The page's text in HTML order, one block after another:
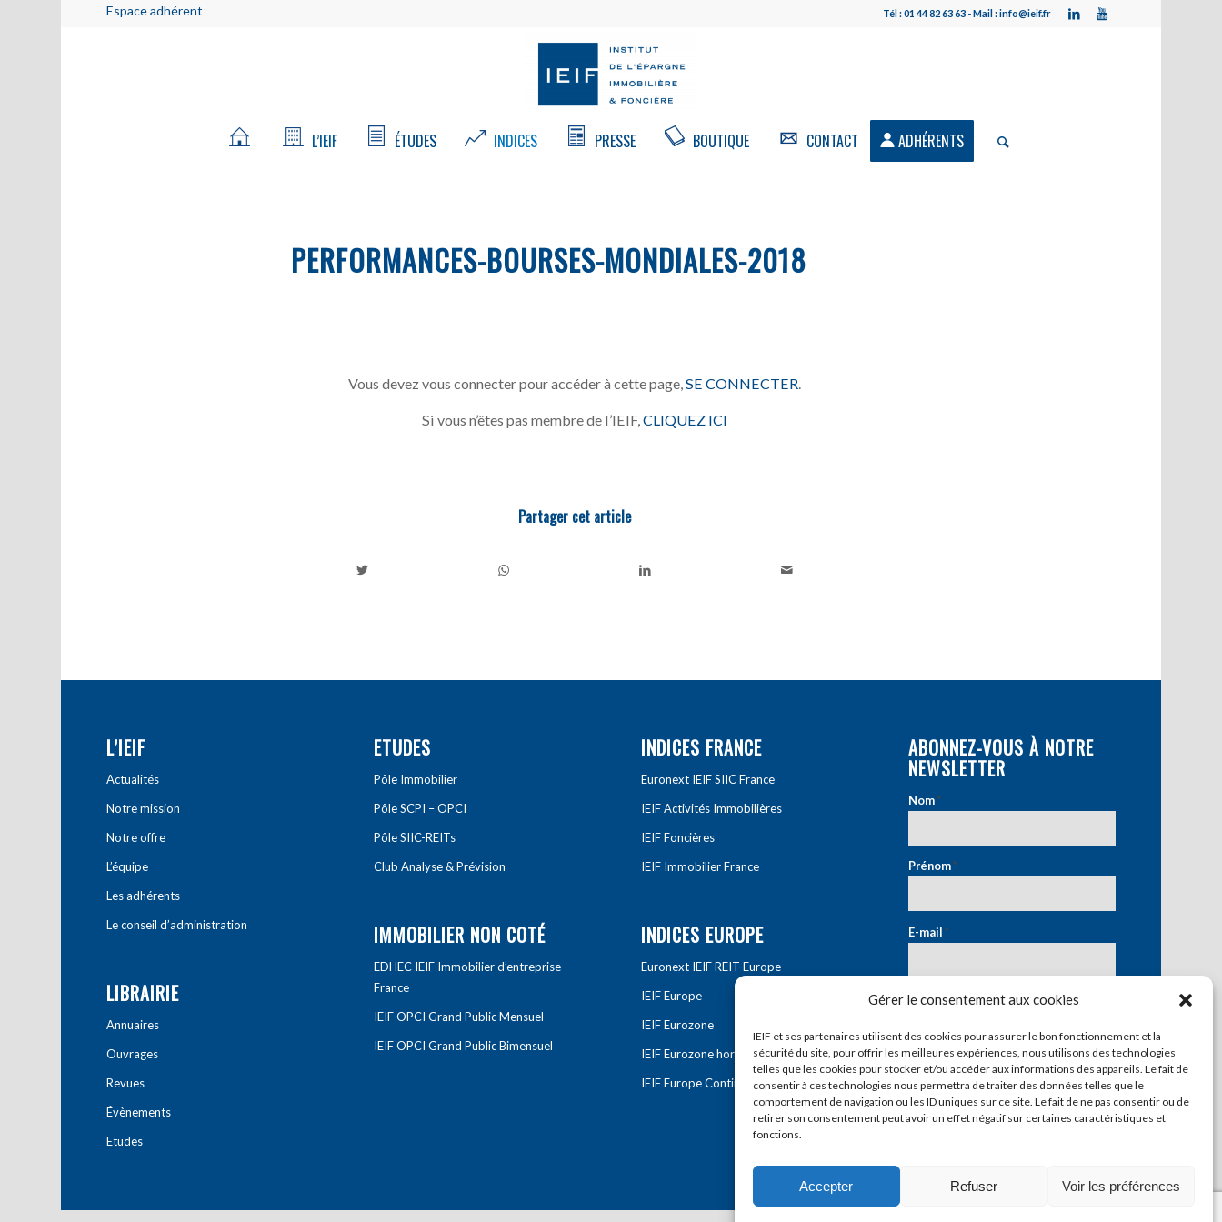
Gérer le consentement aux cookies
IEIF et ses partenaires utilisent des cookies pour assurer le bon fonctionnement et la
sécurité du site, pour offrir les meilleures expériences, nous utilisons des technologies
telles que les cookies pour stocker et/ou accéder aux informations des appareils. Le fait de
consentir à ces technologies nous permettra de traiter des données telles que le
comportement de navigation ou les ID uniques sur ce site. Le fait de ne pas consentir ou de
retirer son consentement peut avoir un effet négatif sur certaines caractéristiques et
fonctions.
Accepter Refuser Voir les préférences
Espace adhérent Tél : 01 44 82 63 63 - Mail : info@ieif.fr
L’IEIF ÉTUDES INDICES PRESSE BOUTIQUE CONTACT ADHÉRENTS
PERFORMANCES-BOURSES-MONDIALES-2018
Vous devez vous connecter pour accéder à cette page, SE CONNECTER
Si vous n’êtes pas membre de l’IEIF,CLIQUEZ ICI
Partager cet article
L’IEIF
Actualités
Notre mission
Notre offre
L’équipe
Les adhérents
Le conseil d’administration
LIBRAIRIE
Annuaires
Ouvrages
Revues
Évènements
Etudes
ETUDES
Pôle Immobilier
Pôle SCPI – OPCI
Pôle SIIC-REITs
Club Analyse & Prévision
IMMOBILIER NON COTÉ
EDHEC IEIF Immobilier d’entreprise
France
IEIF OPCI Grand Public Mensuel
IEIF OPCI Grand Public Bimensuel
INDICES FRANCE
Euronext IEIF SIIC France
IEIF Activités Immobilières
IEIF Foncières
IEIF Immobilier France
INDICES EUROPE
Euronext IEIF REIT Europe
IEIF Europe
IEIF Eurozone
IEIF Eurozone hors France
IEIF Europe Continentale
ABONNEZ-VOUS À NOTRE
NEWSLETTER
Nom*
Prénom*
E-mail*